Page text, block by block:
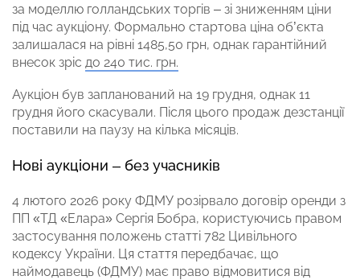
за моделлю голландських торгів – зі зниженням ціни
під час аукціону. Формально стартова ціна об’єкта
залишалася на рівні 1485,50 грн, однак гарантійний
внесок зріс до 240 тис. грн.
Аукціон був запланований на 19 грудня, однак 11
грудня його скасували. Після цього продаж дезстанції
поставили на паузу на кілька місяців.
Нові аукціони – без учасників
4 лютого 2026 року ФДМУ розірвало договір оренди з
ПП «ТД «Елара» Сергія Бобра, користуючись правом
застосування положень статті 782 Цивільного
кодексу України. Ця стаття передбачає, що
наймодавець (ФДМУ) має право відмовитися від